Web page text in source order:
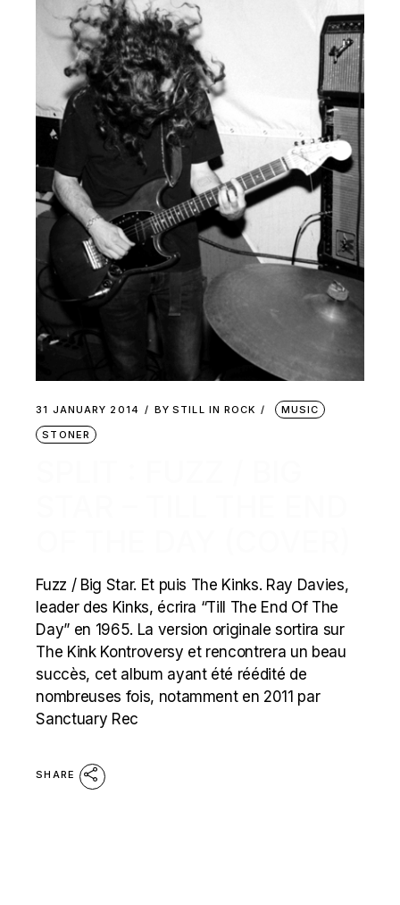
31 JANUARY 2014 BY STILL IN ROCK
MUSIC
STONER
Fuzz / Big Star. Et puis The Kinks. Ray Davies,
leader des Kinks, écrira “Till The End Of The
Day” en 1965. La version originale sortira sur
The Kink Kontroversy et rencontrera un beau
succès, cet album ayant été réédité de
nombreuses fois, notamment en 2011 par
Sanctuary Rec
SHARE